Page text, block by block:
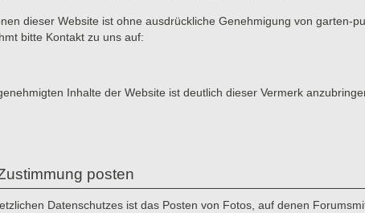
dieser Website ist ohne ausdrückliche Genehmigung von garten-
bitte Kontakt zu uns auf:
Inhalte der Website ist deutlich dieser Vermerk
posten
Datenschutzes ist das Posten von Fotos, auf denen